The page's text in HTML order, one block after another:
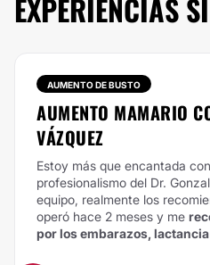
EXPERIENCIAS
AUMENTO DE BUSTO
AUMENTO MAMARIO
VÁZQUEZ
Estoy más que encantada
profesionalismo del Dr.
equipo, realmente los
operó hace 2 meses y me
por los embarazos,